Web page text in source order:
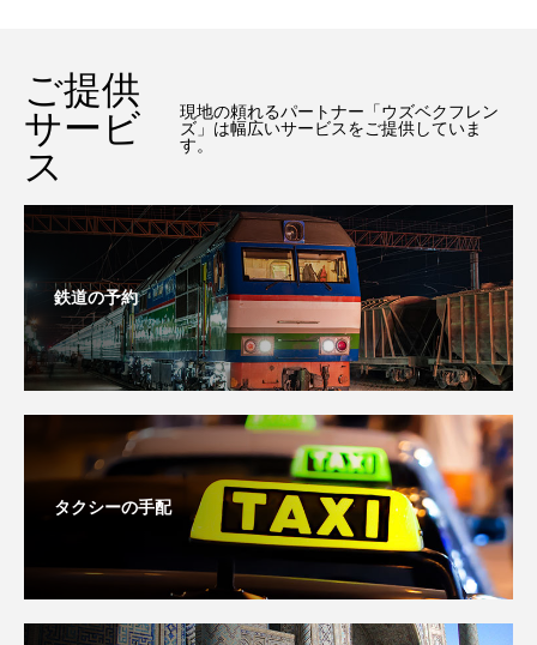
ご提供
サービ
ス
現地の頼れるパートナー「ウズベクフレン
ズ」は幅広いサービスをご提供していま
す。
鉄道の予約
タクシーの手配